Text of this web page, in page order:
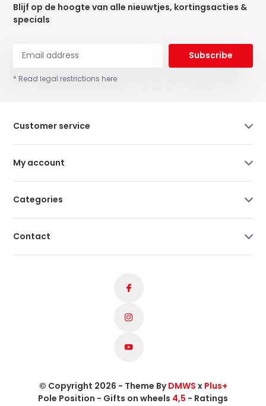
Blijf op de hoogte van alle nieuwtjes, kortingsacties &
specials
Subscribe
* Read legal restrictions here
Customer service
My account
Categories
Contact
© Copyright 2026 - Theme ByDMWS x Plus+
Pole Position - Gifts on wheels 4,5 - Ratings